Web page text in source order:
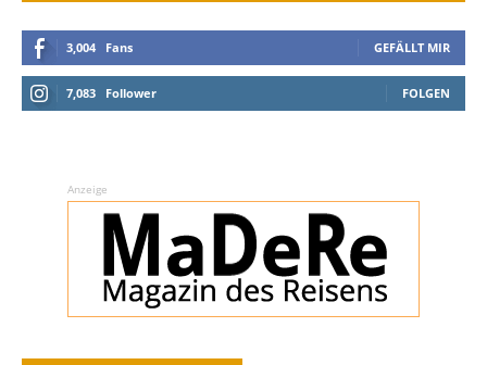
3,004 Fans GEFÄLLT MIR
7,083 Follower FOLGEN
Anzeige